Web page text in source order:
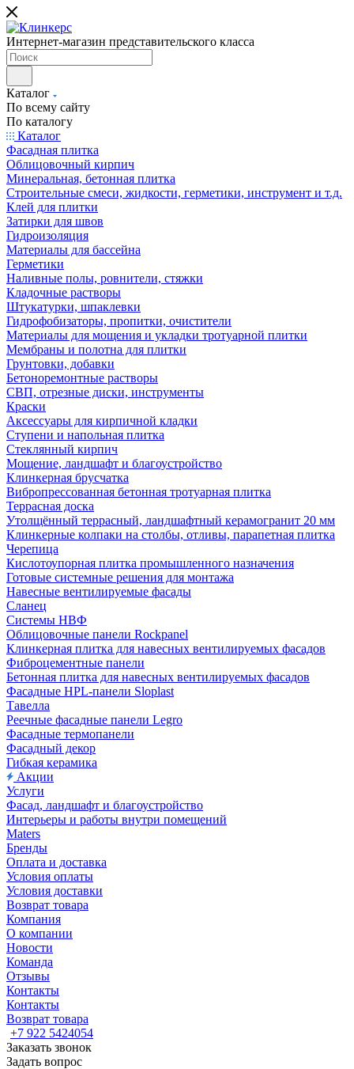
Интернет-магазин представительского класса
Каталог
По всему сайту
По каталогу
Каталог
Фасадная плитка
Облицовочный кирпич
Минеральная, бетонная плитка
Строительные смеси, жидкости, герметики, инструмент и т.д.
Клей для плитки
Затирки для швов
Гидроизоляция
Материалы для бассейна
Герметики
Наливные полы, ровнители, стяжки
Кладочные растворы
Штукатурки, шпаклевки
Гидрофобизаторы, пропитки, очистители
Материалы для мощения и укладки тротуарной плитки
Мембраны и полотна для плитки
Грунтовки, добавки
Бетоноремонтные растворы
СВП, отрезные диски, инструменты
Краски
Аксессуары для кирпичной кладки
Ступени и напольная плитка
Cтеклянный кирпич
Мощение, ландшафт и благоустройство
Клинкерная брусчатка
Вибропрессованная бетонная тротуарная плитка
Террасная доска
Утолщённый террасный, ландшафтный керамогранит 20 мм
Клинкерные колпаки на столбы, отливы, парапетная плитка
Черепица
Кислотоупорная плитка промышленного назначения
Готовые системные решения для монтажа
Навесные вентилируемые фасады
Сланец
Системы НВФ
Облицовочные панели Rockpanel
Клинкерная плитка для навесных вентилируемых фасадов
Фиброцементные панели
Бетонная плитка для навесных вентилируемых фасадов
Фасадные HPL-панели Sloplast
Тавелла
Реечные фасадные панели Legro
Фасадные термопанели
Фасадный декор
Гибкая керамика
Акции
Услуги
Фасад, ландшафт и благоустройство
Интерьеры и работы внутри помещений
Maters
Бренды
Оплата и доставка
Условия оплаты
Условия доставки
Возврат товара
Компания
О компании
Новости
Команда
Отзывы
Контакты
Контакты
Возврат товара
+7 922 5424054
Заказать звонок
Задать вопрос